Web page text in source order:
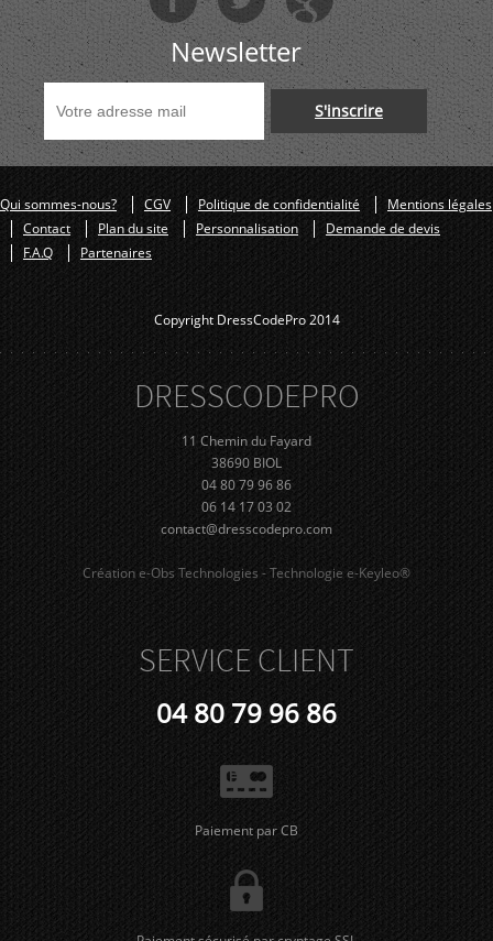
Newsletter
S'inscrire
Qui sommes-nous? CGV Politique de confidentialité
Mentions légales
Contact
Plan du site Personnalisation
Demande de devis
F.A.Q
Partenaires
Copyright DressCodePro 2014
DRESSCODEPRO
11 Chemin du Fayard
38690 BIOL
04 80 79 96 86
06 14 17 03 02
contact@dresscodepro.com
Création e-Obs Technologies - Technologie e-Keyleo®
SERVICE CLIENT
04 80 79 96 86
Paiement par CB